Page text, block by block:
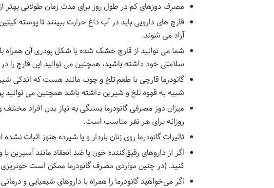
مصرف دوزهای کم در طول روز برای مدت زمان طولانی بهتر
قارچ های دارویی باید در آب داغ حرارت ببینند تا پوسته
آزاد می شوند.
شما می توانید از قارچ خشک شده یا شکل پودری آن
سلامتی خود داشته باشید، همچنین می توانید این قارچ را
گانودرما قارچی با طعم تلخ و چوب مانند هست که اندکی
شبیه به قهوه تلخ و شیرین داشته باشد همچنین می توانید
روزانه برای هر نفر مناسب است.
تاثیرات گانودرما روی زنان باردار و یا شیرده هنوز اثبات
اگر از داروهای رقیق‌کننده خون یا ضد انعقاد مانند آسپرین
کنید. (در چنین مواردی مصرف گانودرما ممکن است
اگر می‌خواهید گانودرما را همراه با داروهای شیمیایی